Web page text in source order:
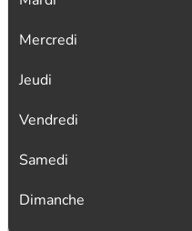
Mercredi
Jeudi
Vendredi
Samedi
Dimanche